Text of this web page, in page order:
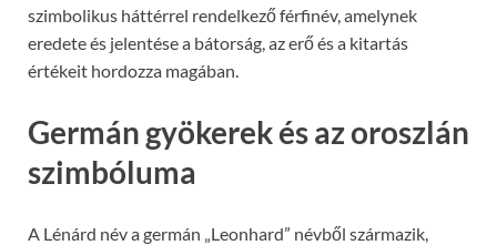
szimbolikus háttérrel rendelkező férfinév, amelynek
eredete és jelentése a bátorság, az erő és a kitartás
értékeit hordozza magában.
Germán gyökerek és az oroszlán
szimbóluma
A Lénárd név a germán „Leonhard” névből származik,